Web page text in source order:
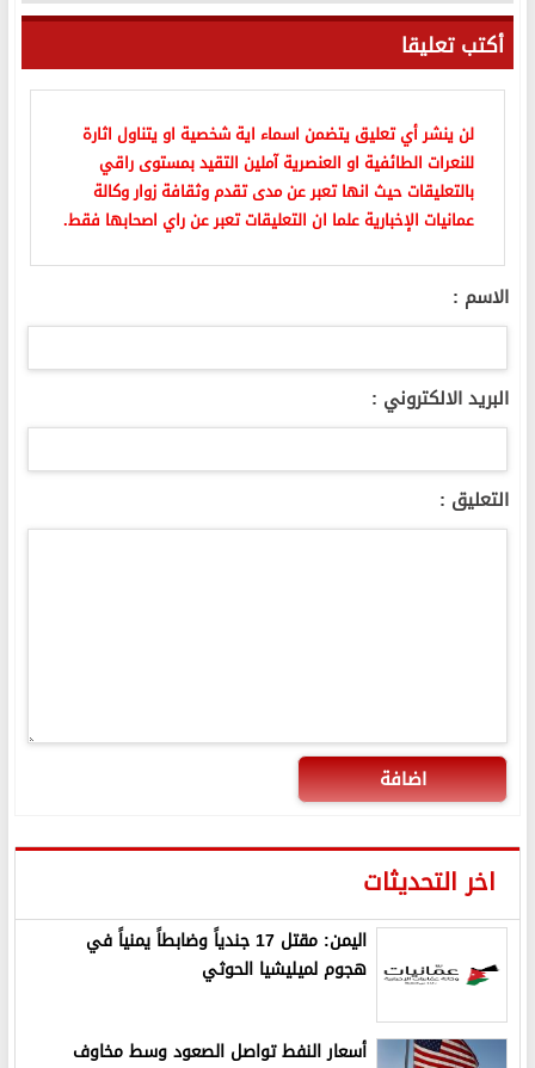
أكتب تعليقا
لن ينشر أي تعليق يتضمن اسماء اية شخصية او يتناول اثارة
للنعرات الطائفية او العنصرية آملين التقيد بمستوى راقي
بالتعليقات حيث انها تعبر عن مدى تقدم وثقافة زوار وكالة
عمانيات الإخبارية علما ان التعليقات تعبر عن راي اصحابها فقط.
الاسم :
البريد الالكتروني :
التعليق :
اضافة
اخر التحديثات
اليمن: مقتل 17 جندياً وضابطاً يمنياً في
هجوم لميليشيا الحوثي
أسعار النفط تواصل الصعود وسط مخاوف